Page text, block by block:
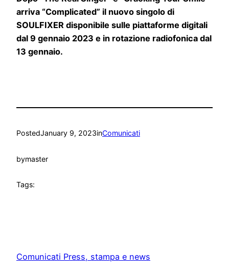
arriva “Complicated” il nuovo singolo di
SOULFIXER disponibile sulle piattaforme digitali
dal 9 gennaio 2023 e in rotazione radiofonica dal
13 gennaio.
PostedJanuary 9, 2023inComunicati
bymaster
Tags:
Comunicati Press, stampa e news